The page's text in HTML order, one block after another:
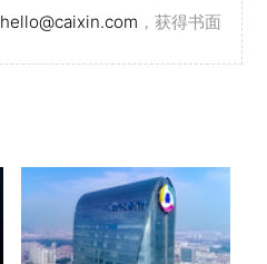
hello@caixin.com ，获得书面